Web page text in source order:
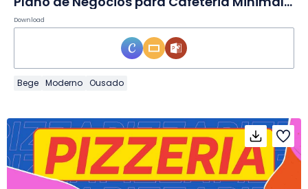
Download
Bege Moderno Ousado